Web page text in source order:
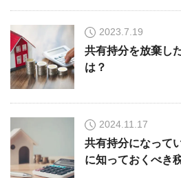
2023.7.19
共有持分を放棄し
は？
2024.11.17
共有持分になって
に知っておくべき